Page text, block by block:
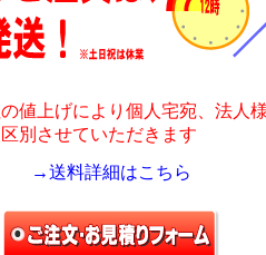
値上げにより個人宅宛、法人
別させていただきます
→送料詳細はこちら